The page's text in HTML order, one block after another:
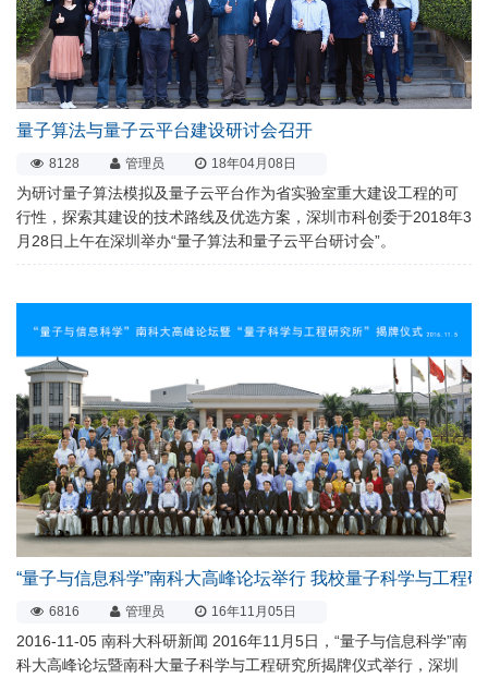
量子算法与量子云平台建设研讨会召开
8128 管理员 18年04月08日
为研讨量子算法模拟及量子云平台作为省实验室重大建设工程的可
行性，探索其建设的技术路线及优选方案，深圳市科创委于2018年3
月28日上午在深圳举办“量子算法和量子云平台研讨会”。
“量子与信息科学”南科大高峰论坛举行 我校量子科学与工程
6816 管理员 16年11月05日
2016-11-05 南科大科研新闻 2016年11月5日，“量子与信息科学”南
科大高峰论坛暨南科大量子科学与工程研究所揭牌仪式举行，深圳